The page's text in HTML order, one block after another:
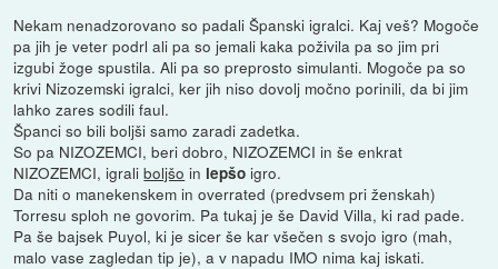
Nekam nenadzorovano so padali Španski igralci. Kaj veš? Mogoče
pa jih je veter podrl ali pa so jemali kaka poživila pa so jim pri
izgubi žoge spustila. Ali pa so preprosto simulanti. Mogoče pa so
krivi Nizozemski igralci, ker jih niso dovolj močno porinili, da bi jim
lahko zares sodili faul.
Španci so bili boljši samo zaradi zadetka.
So pa NIZOZEMCI, beri dobro, NIZOZEMCI in še enkrat
NIZOZEMCI, igraliboljšo in lepšo igro.
Da niti o manekenskem in overrated (predvsem pri ženskah)
Torresu sploh ne govorim. Pa tukaj je še David Villa, ki rad pade.
Pa še bajsek Puyol, ki je sicer še kar všečen s svojo igro (mah,
malo vase zagledan tip je), a v napadu IMO nima kaj iskati.